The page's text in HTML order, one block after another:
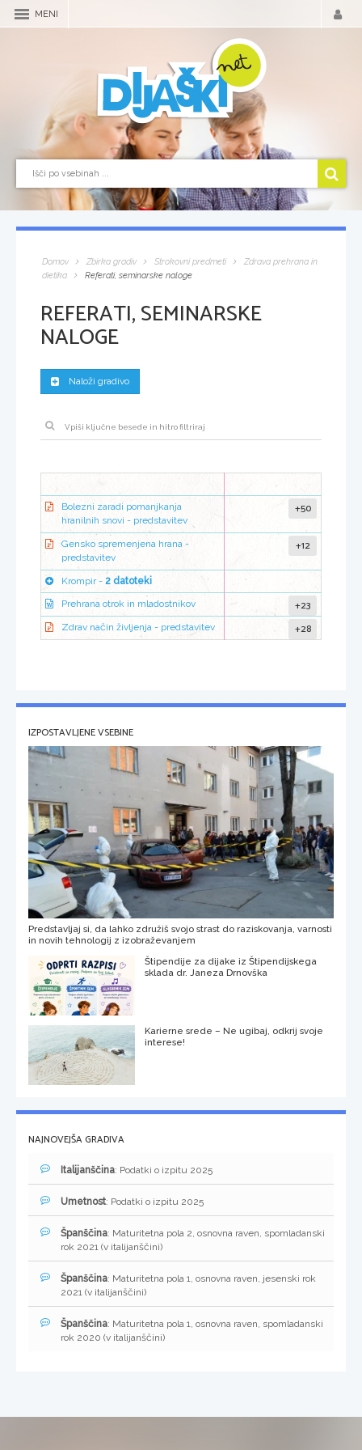
MENI
Domov Zbirka gradiv Strokovni predmeti
Zdrava prehrana in
dietika
Referati, seminarske naloge
REFERATI, SEMINARSKE
NALOGE
Naloži gradivo
Bolezni zaradi pomanjkanja
hranilnih snovi - predstavitev
+50
Gensko spremenjena hrana -
predstavitev
+12
Krompir - 2 datoteki
Prehrana otrok in mladostnikov
+23
Zdrav način življenja - predstavitev +28
IZPOSTAVLJENE VSEBINE
Predstavljaj si, da lahko združiš svojo strast do raziskovanja, varnosti
in novih tehnologij z izobraževanjem
Štipendije za dijake iz Štipendijskega
sklada dr. Janeza Drnovška
Karierne srede – Ne ugibaj, odkrij svoje
interese!
NAJNOVEJŠA GRADIVA
Italijanščina: Podatki o izpitu 2025
Umetnost: Podatki o izpitu 2025
Španščina: Maturitetna pola 2, osnovna raven, spomladanski
rok 2021 (v italijanščini)
Španščina: Maturitetna pola 1, osnovna raven, jesenski rok
2021 (v italijanščini)
Španščina: Maturitetna pola 1, osnovna raven, spomladanski
rok 2020 (v italijanščini)